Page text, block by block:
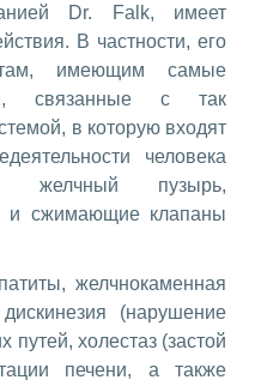
Dr. Falk, имеет
В частности, его
имеющим самые
связанные с так
в которую входят
человека
желчный пузырь,
и сжимающие клапаны
желчнокаменная
(нарушение
холестаз (застой
печени, а также